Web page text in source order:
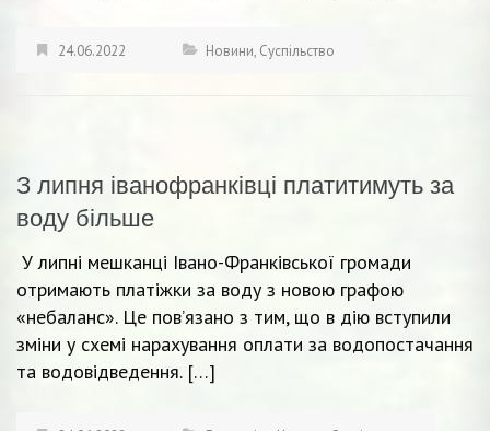
24.06.2022 Новини, Суспільство
З липня іванофранківці платитимуть за
воду більше
У липні мешканці Івано-Франківської громади
отримають платіжки за воду з новою графою
«небаланс». Це пов’язано з тим, що в дію вступили
зміни у схемі нарахування оплати за водопостачання
та водовідведення. […]